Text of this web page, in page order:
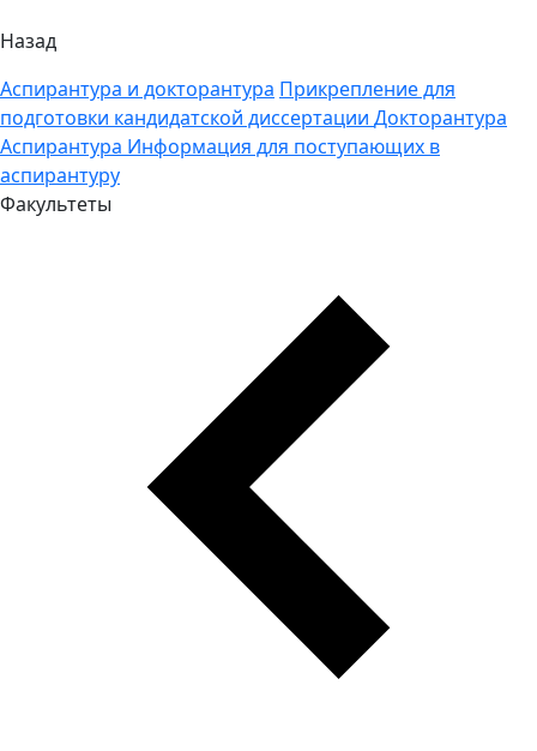
Назад
Аспирантура и докторантура Прикрепление для
подготовки кандидатской диссертации Докторантура
Аспирантура Информация для поступающих в
аспирантуру
Факультеты